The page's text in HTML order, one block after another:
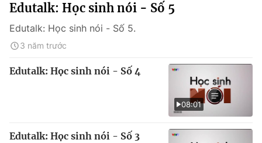
Edutalk: Học sinh nói - Số 5
Edutalk: Học sinh nói - Số 5.
3 năm trước
08:01
Edutalk: Học sinh nói - Số 4
Edutalk: Học sinh nói - Số 3